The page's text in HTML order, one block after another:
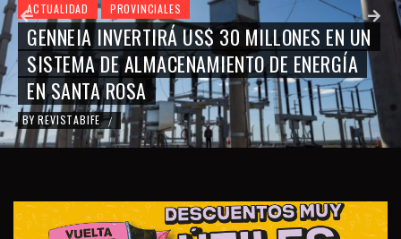
ACTUALIDAD PROVINCIALES
GENNEIA INVERTIRÁ US$ 30 MILLONES EN UN
SISTEMA DE ALMACENAMIENTO DE ENERGÍA
EN SANTA ROSA
BY REVISTABIFE /